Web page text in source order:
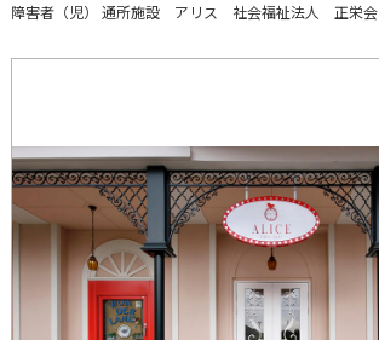
障害者（児） 通所施設 アリス 社会福祉法人 正栄会